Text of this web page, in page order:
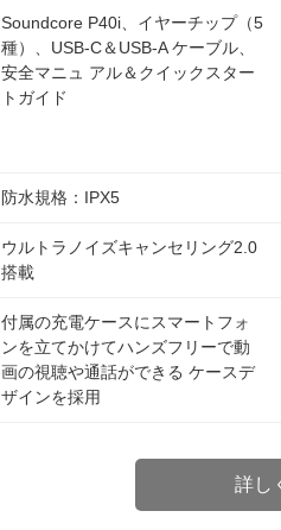
Soundcore P40i、イヤーチップ（5
種）、USB-C＆USB-A ケーブル、
安全マニュ アル＆クイックスター
トガイド
防水規格：IPX5
ウルトラノイズキャンセリング2.0
搭載
付属の充電ケースにスマートフォ
ンを立てかけてハンズフリーで動
画の視聴や通話ができる ケースデ
ザインを採用
詳し